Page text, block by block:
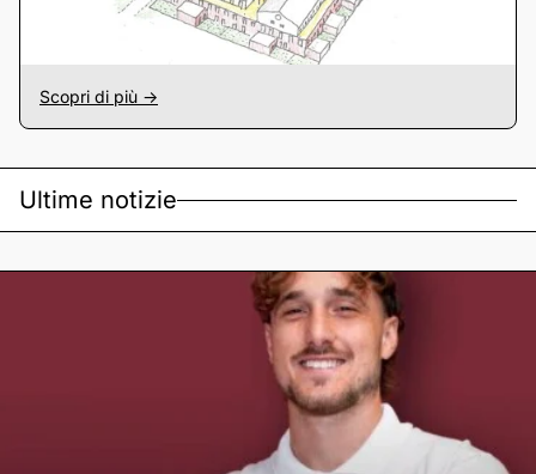
Scopri di più ->
Ultime notizie